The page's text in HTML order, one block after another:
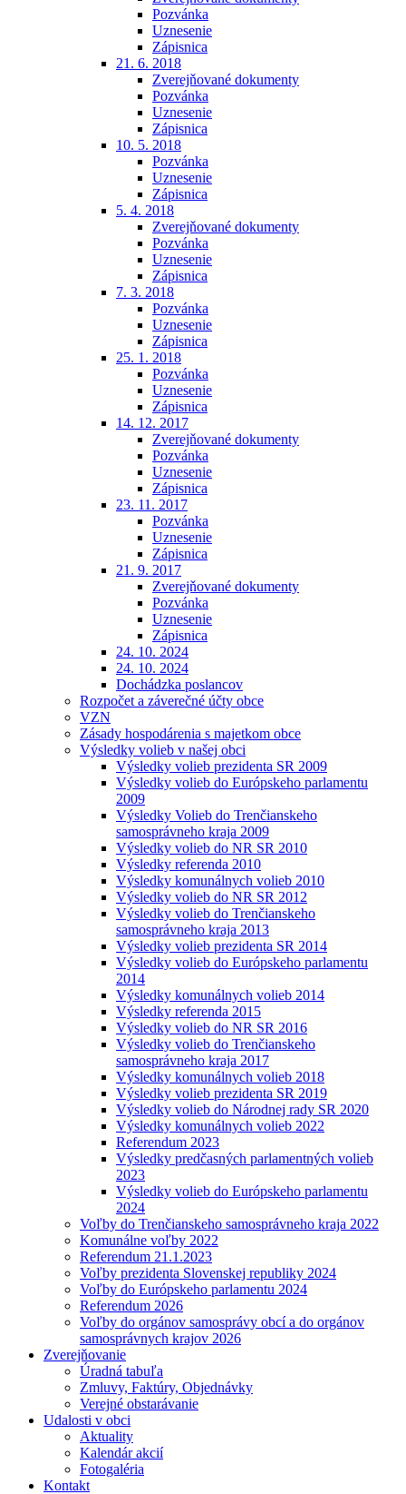
Pozvánka
Uznesenie
Zápisnica
21. 6. 2018
Zverejňované dokumenty
Pozvánka
Uznesenie
Zápisnica
10. 5. 2018
Pozvánka
Uznesenie
Zápisnica
5. 4. 2018
Zverejňované dokumenty
Pozvánka
Uznesenie
Zápisnica
7. 3. 2018
Pozvánka
Uznesenie
Zápisnica
25. 1. 2018
Pozvánka
Uznesenie
Zápisnica
14. 12. 2017
Zverejňované dokumenty
Pozvánka
Uznesenie
Zápisnica
23. 11. 2017
Pozvánka
Uznesenie
Zápisnica
21. 9. 2017
Zverejňované dokumenty
Pozvánka
Uznesenie
Zápisnica
24. 10. 2024
24. 10. 2024
Dochádzka poslancov
Rozpočet a záverečné účty obce
VZN
Zásady hospodárenia s majetkom obce
Výsledky volieb v našej obci
Výsledky volieb prezidenta SR 2009
Výsledky volieb do Európskeho parlamentu
2009
Výsledky Volieb do Trenčianskeho
samosprávneho kraja 2009
Výsledky volieb do NR SR 2010
Výsledky referenda 2010
Výsledky komunálnych volieb 2010
Výsledky volieb do NR SR 2012
Výsledky volieb do Trenčianskeho
samosprávneho kraja 2013
Výsledky volieb prezidenta SR 2014
Výsledky volieb do Európskeho parlamentu
2014
Výsledky komunálnych volieb 2014
Výsledky referenda 2015
Výsledky volieb do NR SR 2016
Výsledky volieb do Trenčianskeho
samosprávneho kraja 2017
Výsledky komunálnych volieb 2018
Výsledky volieb prezidenta SR 2019
Výsledky volieb do Národnej rady SR 2020
Výsledky komunálnych volieb 2022
Referendum 2023
Výsledky predčasných parlamentných volieb
2023
Výsledky volieb do Európskeho parlamentu
2024
Voľby do Trenčianskeho samosprávneho kraja 2022
Komunálne voľby 2022
Referendum 21.1.2023
Voľby prezidenta Slovenskej republiky 2024
Voľby do Európskeho parlamentu 2024
Referendum 2026
Voľby do orgánov samosprávy obcí a do orgánov
samosprávnych krajov 2026
Zverejňovanie
Úradná tabuľa
Zmluvy, Faktúry, Objednávky
Verejné obstarávanie
Udalosti v obci
Aktuality
Kalendár akcií
Fotogaléria
Kontakt